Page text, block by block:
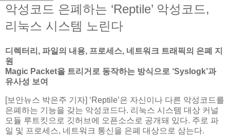
악성코드 은폐하는 ‘Reptile’ 악성코드,
리눅스 시스템 노린다
디렉터리, 파일의 내용, 프로세스, 네트워크 트래픽의 은폐 지
원
Magic Packet을 트리거로 동작하는 방식으로 ‘Syslogk’과
유사성 보여
[보안뉴스 박은주 기자] ‘Reptile’은 자신이나 다른 악성코드를
은폐하는 기능을 갖는 악성코드다. 리눅스 시스템 대상 커널
모듈 루트킷으로 깃허브에 오픈소스로 공개돼 있다. 주로 파
일 및 프로세스, 네트워크 통신을 은폐 대상으로 삼는다.